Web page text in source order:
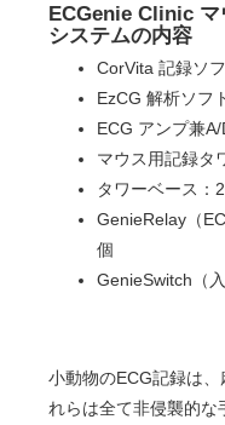
ECGenie Clinic マ
システムの内容
CorVita 記録ソ
EzCG 解析ソフ
ECG アンプ兼
マウス用記録タ
タワーベース：
GenieRelay（
個
GenieSwitch（
小動物のECG記録は
れらは全て非侵襲的な